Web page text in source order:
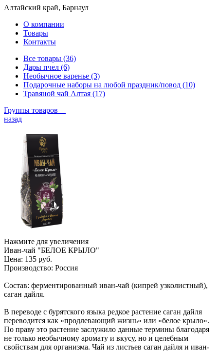
Алтайский край, Барнаул
О компании
Товары
Контакты
Все товары (36)
Дары пчел (6)
Необычное варенье (3)
Подарочные наборы на любой праздник/повод (10)
Травяной чай Алтая (17)
Группы товаров
назад
Нажмите для увеличения
Иван-чай "БЕЛОЕ КРЫЛО"
Цена: 135 руб.
Производство: Россия
Состав: ферментированный иван-чай (кипрей узколистный),
саган дайля.
В переводе с бурятского языка редкое растение саган дайля
переводится как «продлевающий жизнь» или «белое крыло».
По праву это растение заслужило данные термины благодаря
не только необычному аромату и вкусу, но и целебным
свойствам для организма. Чай из листьев саган дайля и иван-